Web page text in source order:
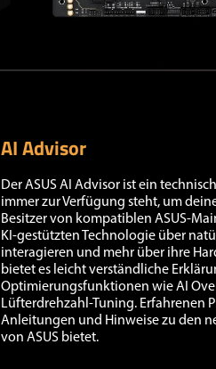
AI Advisor
Der ASUS AI Advisor ist ein
immer zur Verfügung steht, um
Besitzer von kompatiblen ASUS-
KI-gestützten Technologie über
interagieren und mehr über ihre
bietet es leicht verständliche
Optimierungsfunktionen wie AI
Lüfterdrehzahl-Tuning. Erfahrenen
Anleitungen und Hinweise zu den
von ASUS bietet.